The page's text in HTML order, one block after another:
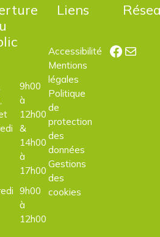
9h00
à
12h00
&
14h00
à
17h00
9h00
à
12h00
Liens
Accessibilité
Mentions
légales
Politique
de
protection
des
données
Gestions
des
cookies
E-mail